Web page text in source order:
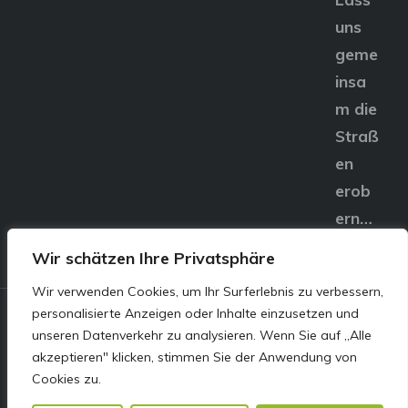
Wir schätzen Ihre Privatsphäre
Wir verwenden Cookies, um Ihr Surferlebnis zu verbessern,
personalisierte Anzeigen oder Inhalte einzusetzen und
unseren Datenverkehr zu analysieren. Wenn Sie auf „Alle
akzeptieren" klicken, stimmen Sie der Anwendung von
Cookies zu.
uns
geme
insa
m die
Straß
en
erob
ern…
© E&S Motors GmbH,
Linzer Straße 83 4240
Freistadt